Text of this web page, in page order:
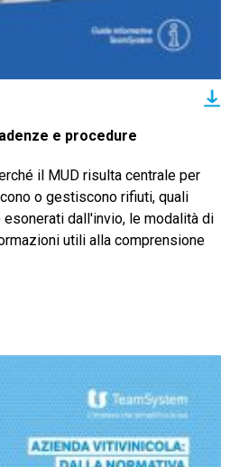
e procedure
il MUD risulta centrale per
o gestiscono rifiuti, quali
dall'invio, le modalità di
utili alla comprensione